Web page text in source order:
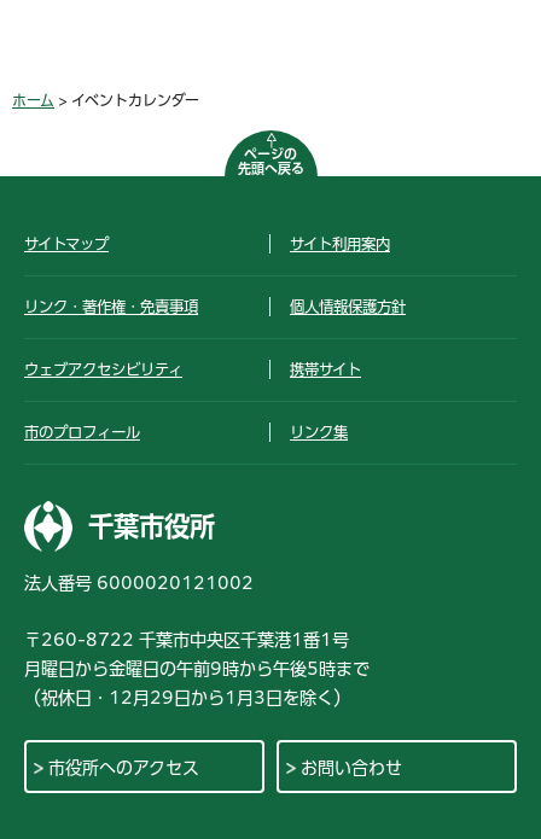
ホーム > イベントカレンダー
ページの
先頭へ戻る
サイトマップ サイト利用案内
リンク・著作権・免責事項 個人情報保護方針
ウェブアクセシビリティ 携帯サイト
市のプロフィール リンク集
千葉市役所
法人番号 6000020121002
〒260-8722 千葉市中央区千葉港1番1号
月曜日から金曜日の午前9時から午後5時まで
（祝休日・12月29日から1月3日を除く）
市役所へのアクセス お問い合わせ